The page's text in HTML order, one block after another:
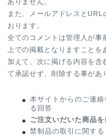
ありません。
また、メールアドレスとURL
おります。
全てのコメントは管理人が事
上での掲載となりますことを
加えて、次に掲げる内容を含
て承認せず、削除する事があ
本サイトからのご連
る回答
ご注文いだいた商品
禁制品の取引に関す